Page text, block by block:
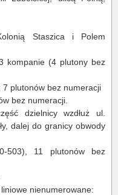
Staszica i Polem
kompanie (4 plutony bez
7 plutonów bez numeracji
bez numeracji.
dzielnicy wzdłuż ul.
dalej do granicy obwody
503), 11 plutonów bez
liniowe nienumerowane: